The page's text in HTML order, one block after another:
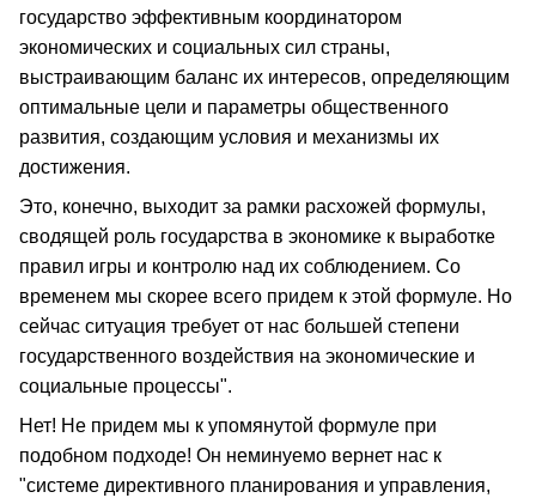
государство эффективным координатором
экономических и социальных сил страны,
выстраивающим баланс их интересов, определяющим
оптимальные цели и параметры общественного
развития, создающим условия и механизмы их
достижения.
Это, конечно, выходит за рамки расхожей формулы,
сводящей роль государства в экономике к выработке
правил игры и контролю над их соблюдением. Со
временем мы скорее всего придем к этой формуле. Но
сейчас ситуация требует от нас большей степени
государственного воздействия на экономические и
социальные процессы".
Нет! Не придем мы к упомянутой формуле при
подобном подходе! Он неминуемо вернет нас к
"системе директивного планирования и управления,